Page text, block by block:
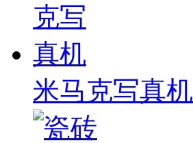
米马克写真机